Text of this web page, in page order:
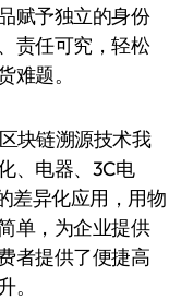
赋予独立的身份
责任可究，轻松
难题。
块链溯源技术我
、电器、3C电
差异化应用，用物
单，为企业提供
者提供了便捷高
。